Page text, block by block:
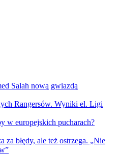
Salah nową gwiazdą
Rangersów. Wyniki el. Ligi
w europejskich pucharach?
za błędy, ale też ostrzega. „Nie